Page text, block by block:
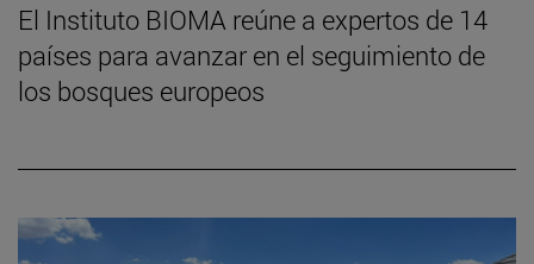
El Instituto BIOMA reúne a expertos de 14
países para avanzar en el seguimiento de
los bosques europeos